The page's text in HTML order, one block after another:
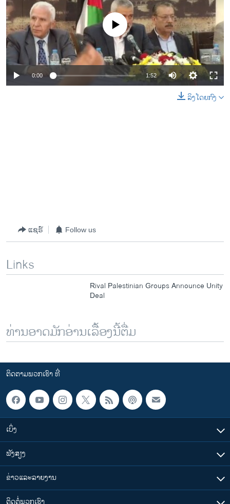
No media source currently available
0:00 1:52
ລິງໂດຍກົງ
ແຊຣ໌ Follow us
Links
Rival Palestinian Groups Announce Unity
Deal
ທ່ານອາດມັກອ່ານເລື້ອງນີ້ຕື່ມ
ຕິດຕາມພວກເຮົາ ທີ່
ເບິ່ງ
ຟັງສຽງ
ຂ່າວແລະລາຍງານ
ຕິດຕໍ່ພວກເຮົາ